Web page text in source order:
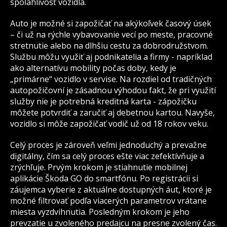
Auto je možné si zapožičať na akýkoľvek časový úsek
– či už na rýchle vybavovanie vecí po meste, pracovné
stretnutie alebo na dlhšiu cestu za dobrodružstvom.
Službu môžu využiť aj podnikatelia a firmy - napríklad
ako alternatívu mobility počas doby, kedy je
„primárne“ vozidlo v servise. Na rozdiel od tradičných
autopožičovní je zásadnou výhodou fakt, že pri využití
služby nie je potrebná kreditná karta - zápožičku
môžete potvrdiť a zaručiť aj debetnou kartou. Navyše,
vozidlo si môže zapožičať vodič už od 18 rokov veku.
Celý proces je zároveň veľmi jednoduchý a prevažne
digitálny, čím sa celý proces ešte viac zefektívňuje a
zrýchľuje. Prvým krokom je stiahnutie mobilnej
aplikácie Škoda GO do smartfónu. Po registrácii si
záujemca vyberie z aktuálne dostupných áut, ktoré je
možné filtrovať podľa viacerých parametrov vrátane
miesta vyzdvihnutia. Posledným krokom je jeho
prevzatie u zvoleného predajcu na presne zvolený čas.